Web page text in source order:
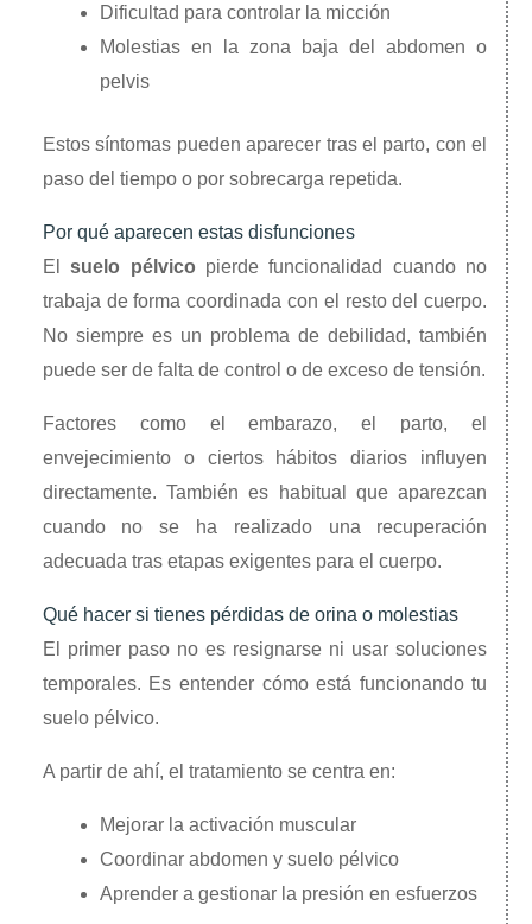
Dificultad para controlar la micción
Molestias en la zona baja del abdomen o
pelvis
Estos síntomas pueden aparecer tras el parto, con el
paso del tiempo o por sobrecarga repetida.
Por qué aparecen estas disfunciones
Elsuelo pélvico pierde funcionalidad cuando no
trabaja de forma coordinada con el resto del cuerpo.
No siempre es un problema de debilidad, también
puede ser de falta de control o de exceso de tensión.
Factores como el embarazo, el parto, el
envejecimiento o ciertos hábitos diarios influyen
directamente. También es habitual que aparezcan
cuando no se ha realizado una recuperación
adecuada tras etapas exigentes para el cuerpo.
Qué hacer si tienes pérdidas de orina o molestias
El primer paso no es resignarse ni usar soluciones
temporales. Es entender cómo está funcionando tu
suelo pélvico.
A partir de ahí, el tratamiento se centra en:
Mejorar la activación muscular
Coordinar abdomen y suelo pélvico
Aprender a gestionar la presión en esfuerzos